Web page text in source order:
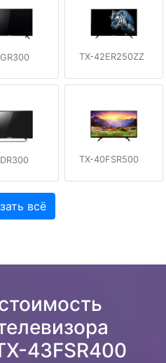
TX-42ER250ZZ
TX-40FSR500
всё
43FSR400